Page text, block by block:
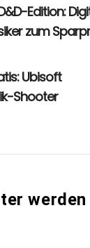
werden